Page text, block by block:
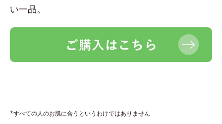
い一品。
*すべての人のお肌に合うというわけではありません